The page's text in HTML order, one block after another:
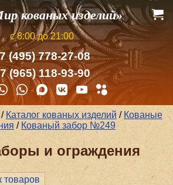
кованых изделий»
с 8:00 до 21:00
(495) 778-27-08
(965) 118-93-90
/ Каталог кованых изделий / Кованые
/ Кованый забор №249
и ог­ражде­ния
товаров